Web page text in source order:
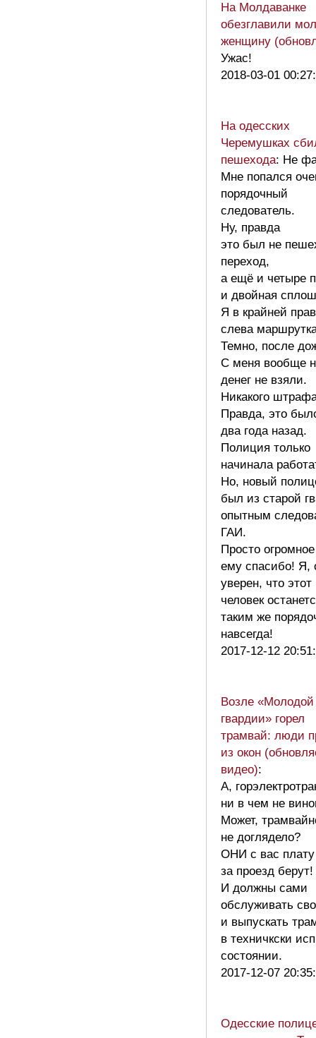
На Молдаванке
обезглавили
женщину
Ужас!
2018-03-01
На одесских
Черемушках
пешехода: Не
Мне попался
порядочный
следователь.
Ну, правда
это был не
переход,
а ещё и четыре
и двойная
Я в крайней
слева
Темно, после
С меня вообще
денег не взяли.
Никакого
Правда, это
два года назад.
Полиция только
начинала
Но, новый
был из старой
опытным
ГАИ.
Просто огромное
ему спасибо! Я,
уверен, что этот
человек
таким же
навсегда!
2017-12-12
Возле «Молодой
гвардии» горел
трамвай: люди
из окон
видео):
А,
ни в чем не
Может,
не доглядело?
ОНИ с вас плату
за проезд берут!
И должны сами
обслуживать
и выпускать
в техничкски
состоянии.
2017-12-07
Одесские